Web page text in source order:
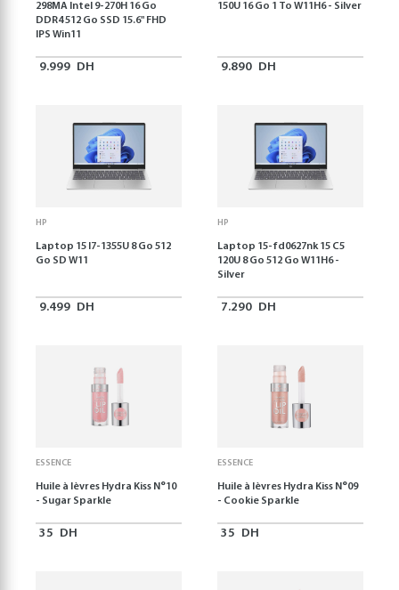
298MA Intel 9-270H 16 Go
DDR4 512 Go SSD 15.6" FHD
IPS Win11
9.999 DH
150U 16 Go 1 To W11H6 - Silver
9.890 DH
HP
Laptop 15 I7-1355U 8 Go 512
Go SD W11
9.499 DH
HP
Laptop 15-fd0627nk 15 C5
120U 8 Go 512 Go W11H6 -
Silver
7.290 DH
ESSENCE
Huile à lèvres Hydra Kiss N°10
- Sugar Sparkle
35 DH
ESSENCE
Huile à lèvres Hydra Kiss N°09
- Cookie Sparkle
35 DH